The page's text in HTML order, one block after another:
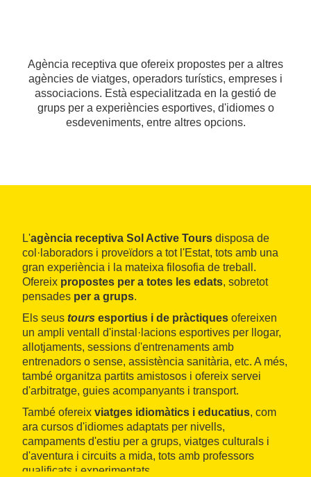
Agència receptiva que ofereix propostes per a altres
agències de viatges, operadors turístics, empreses i
associacions. Està especialitzada en la gestió de
grups per a experiències esportives, d'idiomes o
esdeveniments, entre altres opcions.
L'agència receptiva Sol Active Tours disposa de
col·laboradors i proveïdors a tot l'Estat, tots amb una
gran experiència i la mateixa filosofia de treball.
Ofereix propostes per a totes les edats, sobretot
pensades per a grups.
Els seus tours esportius i de pràctiques ofereixen
un ampli ventall d'instal·lacions esportives per llogar,
allotjaments, sessions d'entrenaments amb
entrenadors o sense, assistència sanitària, etc. A més,
també organitza partits amistosos i ofereix servei
d'arbitratge, guies acompanyants i transport.
També ofereix viatges idiomàtics i educatius, com
ara cursos d'idiomes adaptats per nivells,
campaments d'estiu per a grups, viatges culturals i
d'aventura i circuits a mida, tots amb professors
qualificats i experimentats.